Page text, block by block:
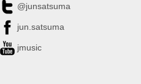
@junsatsuma
jun.satsuma
jmusic